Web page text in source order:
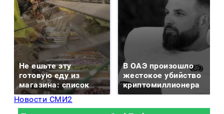
Не ешьте эту
готовую еду из
магазина: список
В ОАЭ произошло
жестокое убийство
криптомиллионера
Новости СМИ2